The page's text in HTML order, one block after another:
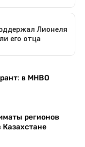
в МНВО
регионов
Казахстане